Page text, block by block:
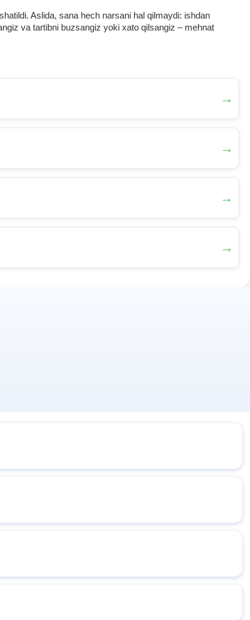
Aslida, sana hech narsani hal qilmaydi: ishdan
va tartibni buzsangiz yoki хato qilsangiz – mehnat
→
→
→
→